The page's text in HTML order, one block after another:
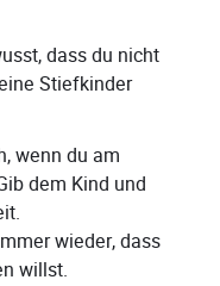
dass du nicht
Stiefkinder
wenn du am
dem Kind und
wieder, dass
willst.